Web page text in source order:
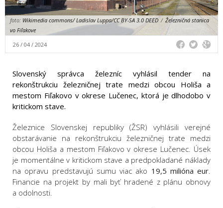
foto: Wikimedia commons/ Ladislav Luppa/CC BY-SA 3.0 DEED / Železničná stanica
vo Fiľakove
26 / 04 / 2024
Slovenský správca železníc vyhlásil tender na
rekonštrukciu železničnej trate medzi obcou Holiša a
mestom Fiľakovo v okrese Lučenec, ktorá je dlhodobo v
kritickom stave.
Železnice Slovenskej republiky (ŽSR) vyhlásili verejné
obstarávanie na rekonštrukciu železničnej trate medzi
obcou Holiša a mestom Fiľakovo v okrese Lučenec. Úsek
je momentálne v kritickom stave a predpokladané náklady
na opravu predstavujú sumu viac ako 19,5 milióna eur.
Financie na projekt by mali byť hradené z plánu obnovy
a odolnosti.